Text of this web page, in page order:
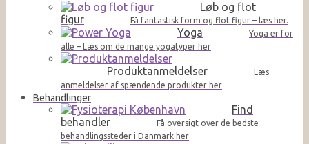
Løb og flot
figur
Få fantastisk form og flot figur – læs her.
Yoga
Yoga er for
alle – Læs om de mange yogatyper her
Produktanmeldelser
Læs
anmeldelser af spændende produkter her
Behandlinger
Find
behandler
Få oversigt over de bedste
behandlingssteder i Danmark her